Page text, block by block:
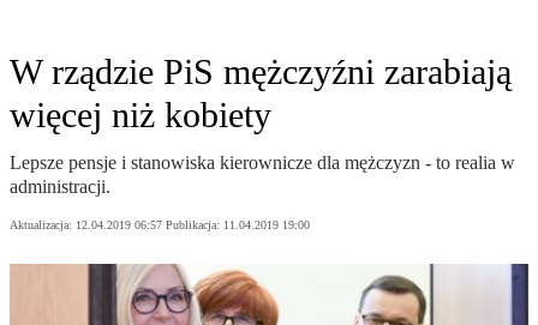
W rządzie PiS mężczyźni zarabiają
więcej niż kobiety
Lepsze pensje i stanowiska kierownicze dla mężczyzn - to realia w
administracji.
Aktualizacja: 12.04.2019 06:57 Publikacja: 11.04.2019 19:00